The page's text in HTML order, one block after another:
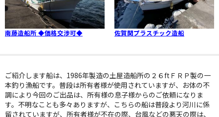
南藤造船所 ◆価格交渉可◆ 佐賀関プラスチック造船
ご紹介します船は、1986年製造の土屋造船所の２６ftＦＲＰ製の一
本釣り漁船です。普段は所有者様が使用されていますが、お体の不
調により今回のご出品は、所有様の息子様からのご依頼になりま
す。不明なことも多々ありますが、こちらの船は普段より河川に係
留されていますが、所有者様が不在の際、台風などの悪天の際は、